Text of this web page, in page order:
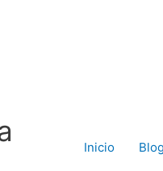
Inicio Blog